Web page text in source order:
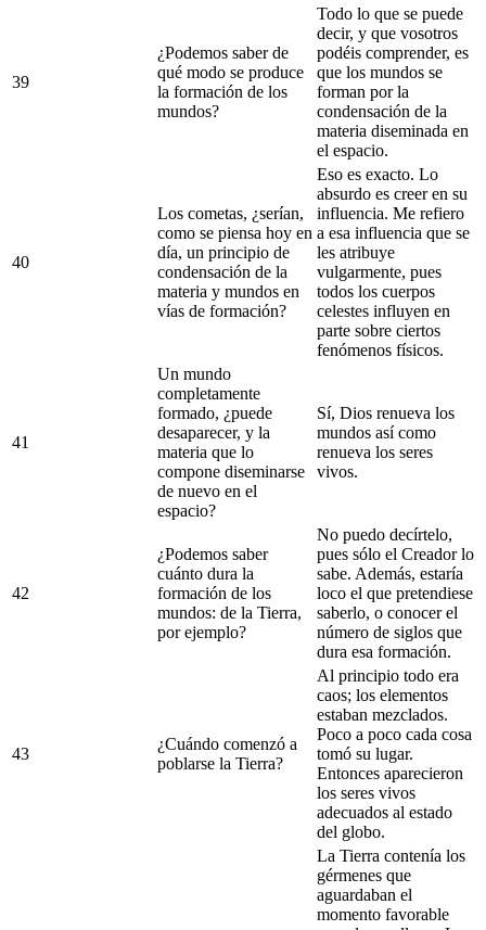
39
¿Podemos saber de
qué modo se produce
la formación de los
mundos?
Todo lo que se puede
decir, y que vosotros
podéis comprender, es
que los mundos se
forman por la
condensación de la
materia diseminada en
el espacio.
40
Los cometas, ¿serían,
como se piensa hoy en
día, un principio de
condensación de la
materia y mundos en
vías de formación?
Eso es exacto. Lo
absurdo es creer en su
influencia. Me refiero
a esa influencia que se
les atribuye
vulgarmente, pues
todos los cuerpos
celestes influyen en
parte sobre ciertos
fenómenos físicos.
41
Un mundo
completamente
formado, ¿puede
desaparecer, y la
materia que lo
compone diseminarse
de nuevo en el
espacio?
Sí, Dios renueva los
mundos así como
renueva los seres
vivos.
42
¿Podemos saber
cuánto dura la
formación de los
mundos: de la Tierra,
por ejemplo?
No puedo decírtelo,
pues sólo el Creador lo
sabe. Además, estaría
loco el que pretendiese
saberlo, o conocer el
número de siglos que
dura esa formación.
43
¿Cuándo comenzó a
poblarse la Tierra?
Al principio todo era
caos; los elementos
estaban mezclados.
Poco a poco cada cosa
tomó su lugar.
Entonces aparecieron
los seres vivos
adecuados al estado
del globo.
La Tierra contenía los
gérmenes que
aguardaban el
momento favorable